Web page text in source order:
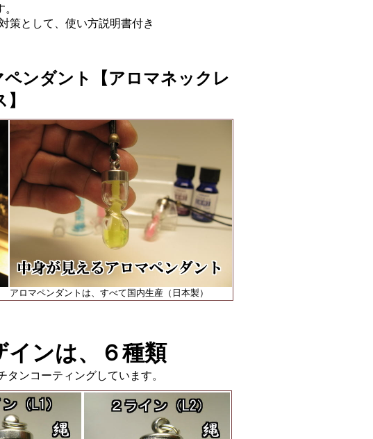
策として、使い方説明書付き
ペンダント【アロマネックレ
】
アロマペンダントは、すべて国内生産（日本製）
インは、６種類
ンコーティングしています。